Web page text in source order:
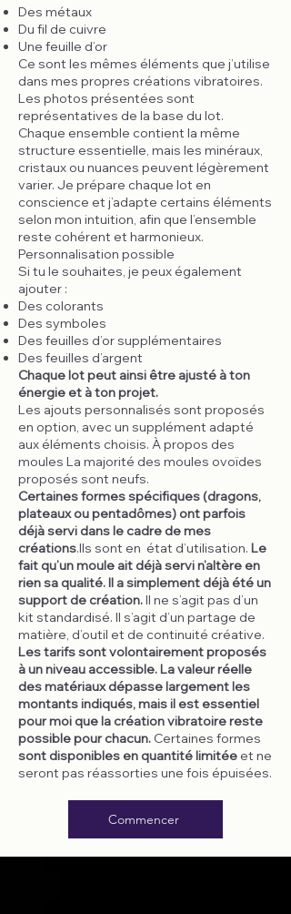
Des métaux
Du fil de cuivre
Une feuille d’or
Ce sont les mêmes éléments que j’utilise
dans mes propres créations vibratoires.
Les photos présentées sont
représentatives de la base du lot.
Chaque ensemble contient la même
structure essentielle, mais les minéraux,
cristaux ou nuances peuvent légèrement
varier. Je prépare chaque lot en
conscience et j’adapte certains éléments
selon mon intuition, afin que l’ensemble
reste cohérent et harmonieux.
Personnalisation possible
Si tu le souhaites, je peux également
ajouter :
Des colorants
Des symboles
Des feuilles d’or supplémentaires
Des feuilles d’argent
Chaque lot peut ainsi être ajusté à ton
énergie et à ton projet.
Les ajouts personnalisés sont proposés
en option, avec un supplément adapté
aux éléments choisis. À propos des
moules La majorité des moules ovoïdes
proposés sont neufs.
Certaines formes spécifiques (dragons,
plateaux ou pentadômes) ont parfois
déjà servi dans le cadre de mes
créations.Ils sont en état d’utilisation. Le
fait qu’un moule ait déjà servi n’altère en
rien sa qualité. Il a simplement déjà été un
support de création.Il ne s’agit pas d’un
kit standardisé. Il s’agit d’un partage de
matière, d’outil et de continuité créative.
Les tarifs sont volontairement proposés
à un niveau accessible. La valeur réelle
des matériaux dépasse largement les
montants indiqués, mais il est essentiel
pour moi que la création vibratoire reste
possible pour chacun. Certaines formes
sont disponibles en quantité limitée et ne
seront pas réassorties une fois épuisées.
Commencer